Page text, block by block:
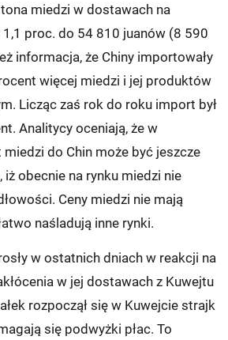
miedzi w dostawach na
1,1 proc. do 54 810 juanów (8 590
informacja, że Chiny importowały
więcej miedzi i jej produktów
Licząc zaś rok do roku import był
Analitycy oceniają, że w
do Chin może być jeszcze
iż obecnie na rynku miedzi nie
Ceny miedzi nie mają
naśladują inne rynki.
w ostatnich dniach w reakcji na
w jej dostawach z Kuwejtu
rozpoczął się w Kuwejcie strajk
się podwyżki płac. To